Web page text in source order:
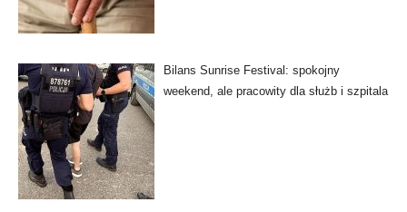
Bilans Sunrise Festival: spokojny
weekend, ale pracowity dla służb i szpitala